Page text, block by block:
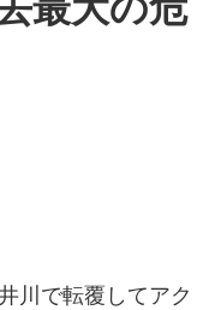
川で転覆してアク